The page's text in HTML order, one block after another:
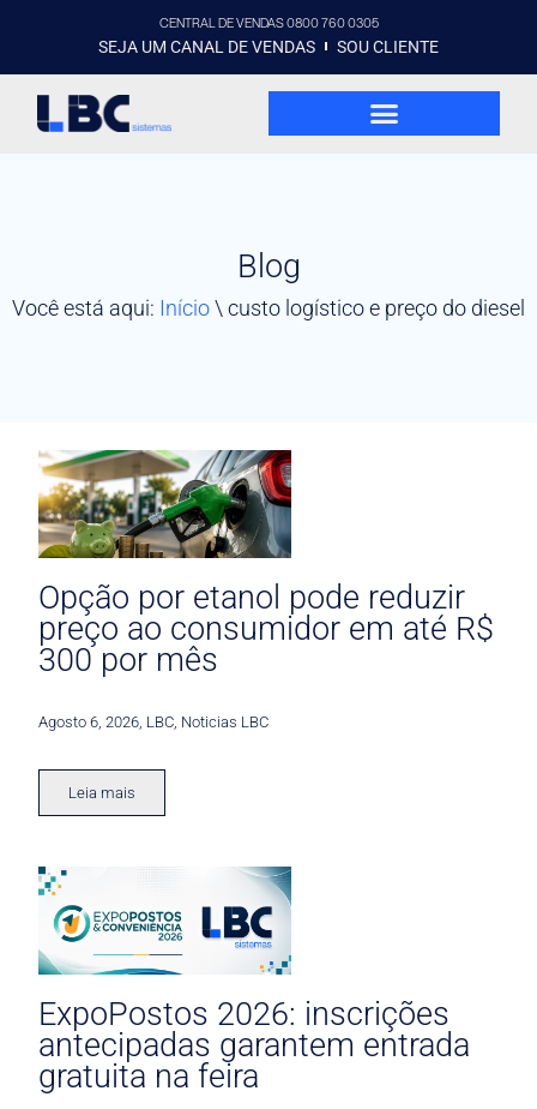
CENTRAL DE VENDAS 0800 760 0305
SEJA UM CANAL DE VENDAS SOU CLIENTE
Blog
Você está aqui: Início\ custo logístico e preço do diesel
Opção por etanol pode reduzir
preço ao consumidor em até R$
300 por mês
Agosto 6, 2026 LBC Noticias LBC
Leia mais
ExpoPostos 2026: inscrições
antecipadas garantem entrada
gratuita na feira